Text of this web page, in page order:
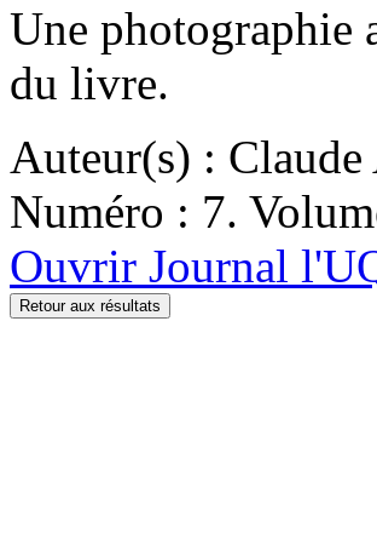
Une photographie
du livre.
Auteur(s) : Claude
Numéro : 7.
Ouvrir Journal
Retour aux résultats